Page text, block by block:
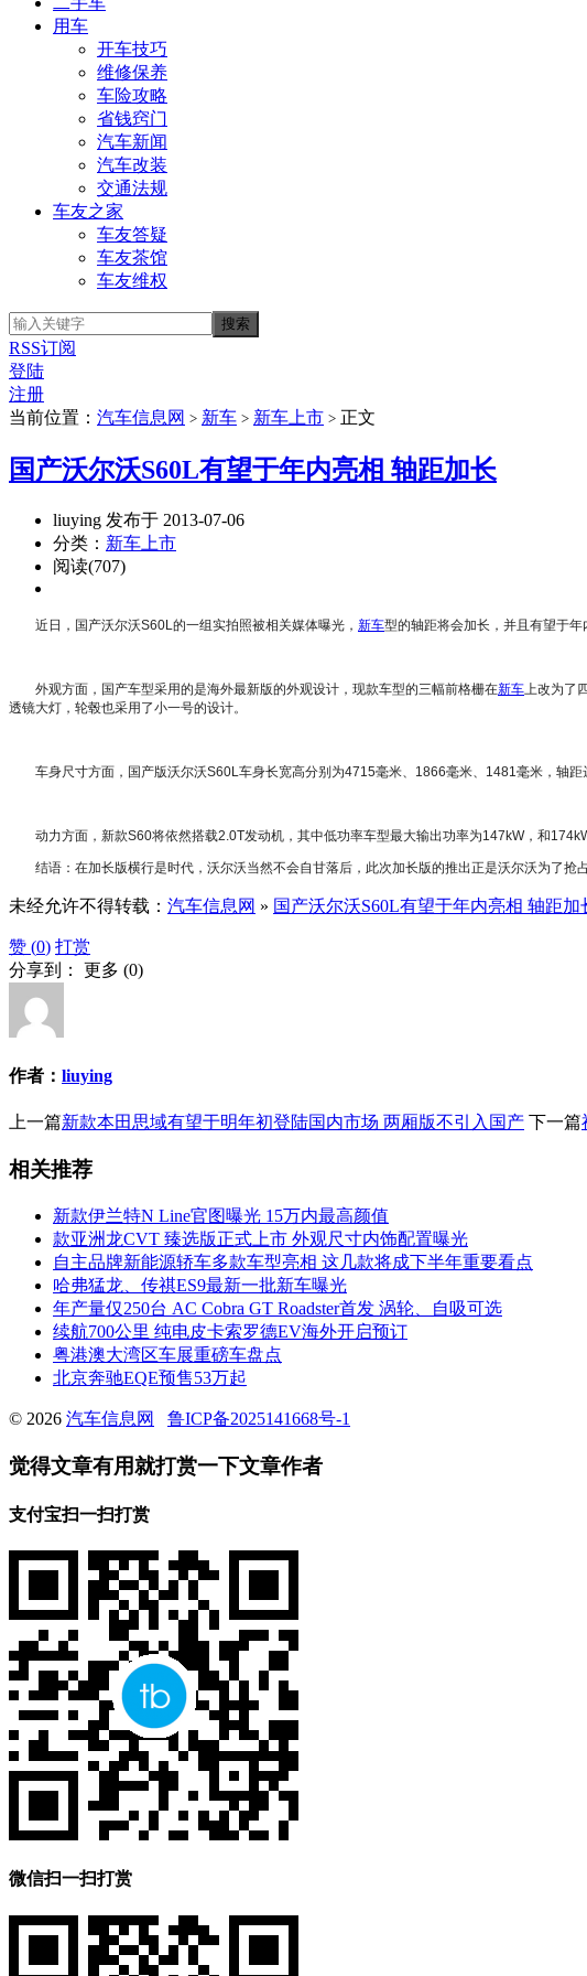
用车
开车技巧
维修保养
车险攻略
省钱窍门
汽车新闻
汽车改装
交通法规
车友之家
车友答疑
车友茶馆
车友维权
RSS订阅
登陆
注册
当前位置： 汽车信息网 > 新车 > 新车上市 > 正文
国产沃尔沃S60L有望于年内亮相 轴距加长
liuying 发布于 2013-07-06
分类： 新车上市
阅读(707)
近日，国产沃尔沃S60L的一组实拍照被相关媒体曝光， 新车型的轴距将会加长，并且有望于
外观方面，国产车型采用的是海外最新版的外观设计，现款车型的三幅前格栅在新车上改为了
透镜大灯，轮毂也采用了小一号的设计。
车身尺寸方面，国产版沃尔沃S60L车身长宽高分别为4715毫米、1866毫米、1481毫米，轴
动力方面，新款S60将依然搭载2.0T发动机，其中低功率车型最大输出功率为147kW，和
结语：在加长版横行是时代，沃尔沃当然不会自甘落后，此次加长版的推出正是沃尔沃为了抢
未经允许不得转载： 汽车信息网 » 国产沃尔沃S60L有望于年内亮相 轴距加
赞 (0) 打赏
分享到： 更多 (0)
作者： liuying
上一篇新款本田思域有望于明年初登陆国内市场 两厢版不引入国产 下一篇
相关推荐
新款伊兰特N Line官图曝光 15万内最高颜值
款亚洲龙CVT 臻选版正式上市 外观尺寸内饰配置曝光
自主品牌新能源轿车多款车型亮相 这几款将成下半年重要看点
哈弗猛龙、传祺ES9最新一批新车曝光
年产量仅250台 AC Cobra GT Roadster首发 涡轮、自吸可选
续航700公里 纯电皮卡索罗德EV海外开启预订
粤港澳大湾区车展重磅车盘点
北京奔驰EQE预售53万起
© 2026 汽车信息网 鲁ICP备2025141668号-1
觉得文章有用就打赏一下文章作者
支付宝扫一扫打赏
微信扫一扫打赏